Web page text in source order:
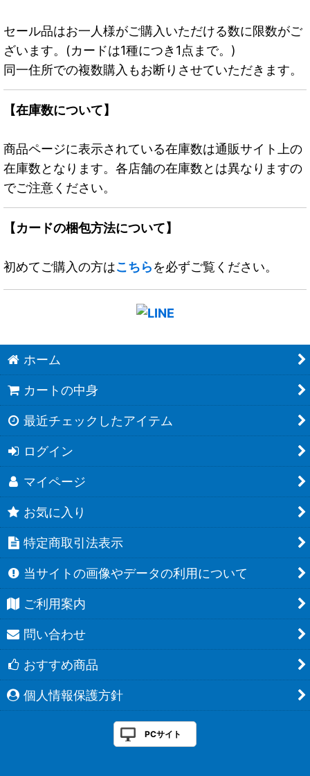
セール品はお一人様がご購入いただける数に限数がご
ざいます。(カードは1種につき1点まで。)
同一住所での複数購入もお断りさせていただきます。
【在庫数について】
商品ページに表示されている在庫数は通販サイト上の
在庫数となります。各店舗の在庫数とは異なりますの
でご注意ください。
【カードの梱包方法について】
初めてご購入の方はこちらを必ずご覧ください。
ホーム
カートの中身
最近チェックしたアイテム
ログイン
マイページ
お気に入り
特定商取引法表示
当サイトの画像やデータの利用について
ご利用案内
問い合わせ
おすすめ商品
個人情報保護方針
PCサイト